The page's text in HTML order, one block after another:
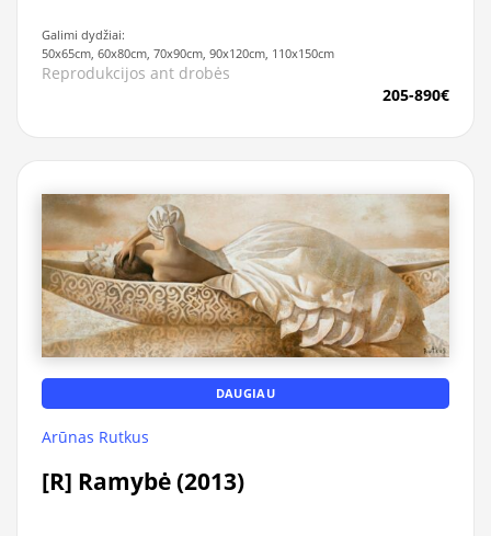
Galimi dydžiai:
50x65cm, 60x80cm, 70x90cm, 90x120cm, 110x150cm
Reprodukcijos ant drobės
205-890€
DAUGIAU
Arūnas Rutkus
[R] Ramybė (2013)